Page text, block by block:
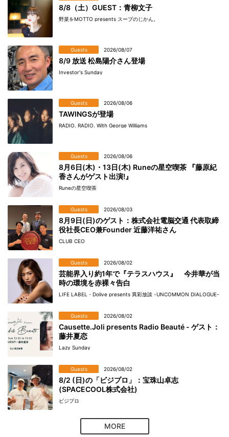
8/8（土）GUEST：青柳文子
野菜をMOTTO presents スープのじかん。
Guests 2026/08/07
8/9 放送 松島陽介さん登場
Investor's Sunday
Guests 2026/08/06
TAWINGSが登場
RADIO. RADIO. With George Williams
Guests 2026/08/06
8月6日(木)・13日(木) Runeの星空喫茶 『藤原紀
香さんがゲスト出演!』
Runeの星空喫茶
Guests 2026/08/03
8月9日(日)のゲスト：株式会社電脳交通 代表取締
役社長CEO兼Founder 近藤洋祐さん
CLUB CEO
Guests 2026/08/02
芸能界入り約1年で『テラスハウス』 今井華が当
時の環境を赤裸々告白
LIFE LABEL・Dolive presents 異彩放談 -UNCOMMON DIALOGUE-
Guests 2026/08/02
Causette.Joli presents Radio Beauté - ゲスト：
藤井夏恋
Lazy Sunday
Guests 2026/08/02
8/2 (日)の「ビジプロ」：宝珠山卓志
(SPACECOOL株式会社)
ビジプロ
MORE